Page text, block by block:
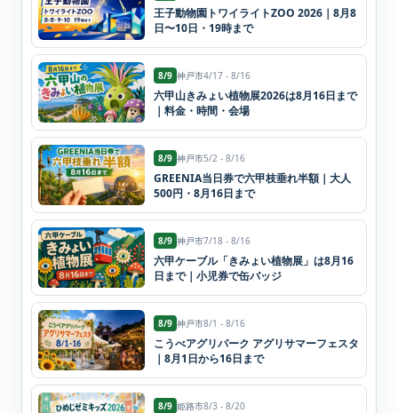
王子動物園トワイライトZOO 2026｜8月8
日〜10日・19時まで
8/9 神戸市4/17 - 8/16
六甲山きみょい植物展2026は8月16日まで
｜料金・時間・会場
8/9 神戸市5/2 - 8/16
GREENIA当日券で六甲枝垂れ半額｜大人
500円・8月16日まで
8/9 神戸市7/18 - 8/16
六甲ケーブル「きみょい植物展」は8月16
日まで｜小児券で缶バッジ
8/9 神戸市8/1 - 8/16
こうべアグリパーク アグリサマーフェスタ
｜8月1日から16日まで
8/9 姫路市8/3 - 8/20